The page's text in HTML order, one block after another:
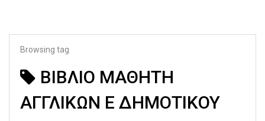
Browsing tag
ΒΙΒΛΙΟ ΜΑΘΗΤΗ
ΑΓΓΛΙΚΩΝ Ε ΔΗΜΟΤΙΚΟΥ